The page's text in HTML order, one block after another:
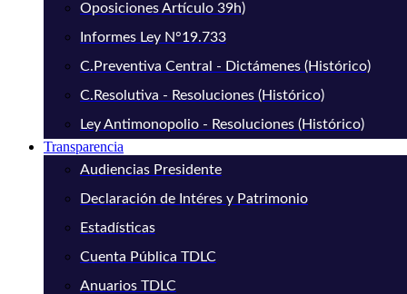
Oposiciones Artículo 39h)
Informes Ley N°19.733
C.Preventiva Central - Dictámenes (Histórico)
C.Resolutiva - Resoluciones (Histórico)
Ley Antimonopolio - Resoluciones (Histórico)
Transparencia
Audiencias Presidente
Declaración de Intéres y Patrimonio
Estadísticas
Cuenta Pública TDLC
Anuarios TDLC